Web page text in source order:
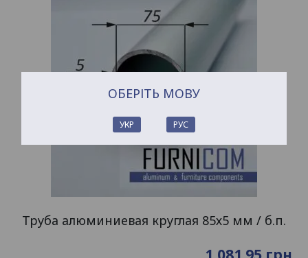
Труба алюминиевая круглая 85х5 мм / б.п.
ОБЕРІТЬ МОВУ
УКР РУС